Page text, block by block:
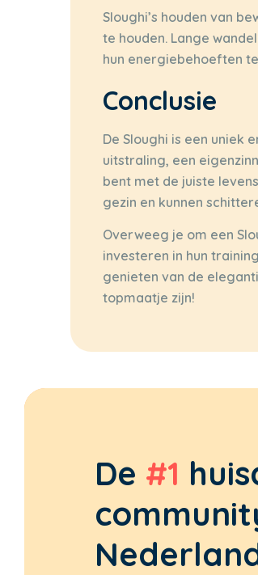
Sloughi’s houden van
te houden. Lange
hun energiebehoeften
Conclusie
De Sloughi is een uniek
uitstraling, een
bent met de juiste
gezin en kunnen
Overweeg je om een
investeren in hun
genieten van de
topmaatje zijn!
De #1